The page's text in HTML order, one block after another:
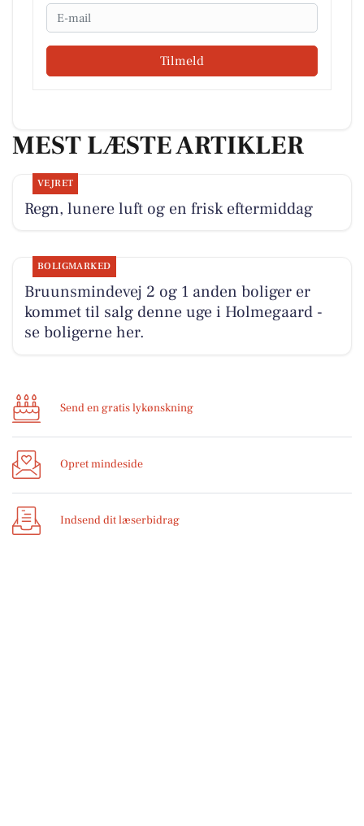
Email
Tilmeld
MEST LÆSTE ARTIKLER
VEJRET
Regn, lunere luft og en frisk eftermiddag
BOLIGMARKED
Bruunsmindevej 2 og 1 anden boliger er
kommet til salg denne uge i Holmegaard -
se boligerne her.
Send en gratis lykønskning
Opret mindeside
Indsend dit læserbidrag